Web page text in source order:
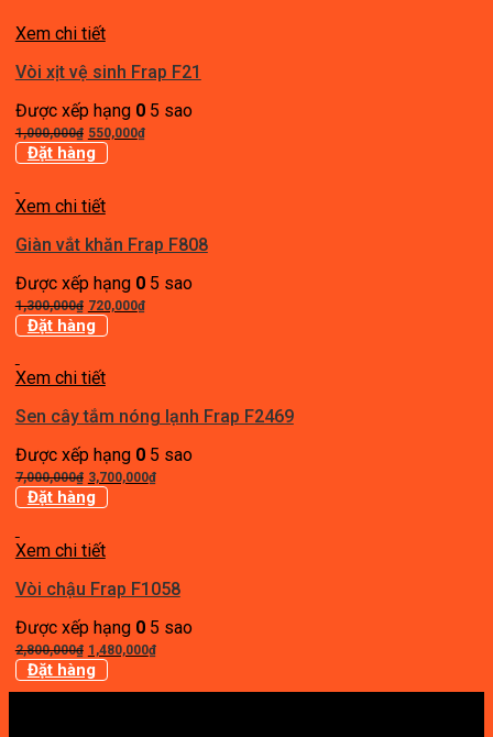
900,000₫.
Xem chi tiết
Vòi xịt vệ sinh Frap F21
Được xếp hạng 05 sao
1,000,000₫ Giá
gốc
1,000,000₫.
550,000₫Giá
Đặt hàng
Xem chi tiết
Giàn vắt khăn Frap F808
Được xếp hạng 05 sao
1,300,000₫ Giá
gốc
1,300,000₫.
720,000₫Giá
Đặt hàng
Xem chi tiết
Sen cây tắm nóng lạnh Frap F2469
Được xếp hạng 05 sao
7,000,000₫ Giá
gốc
7,000,000₫.
3,700,000₫Giá
Đặt hàng
Xem chi tiết
Vòi chậu Frap F1058
Được xếp hạng 05 sao
2,800,000₫ Giá
gốc
là:
1,480,000₫Giá
tại
Đặt hàng